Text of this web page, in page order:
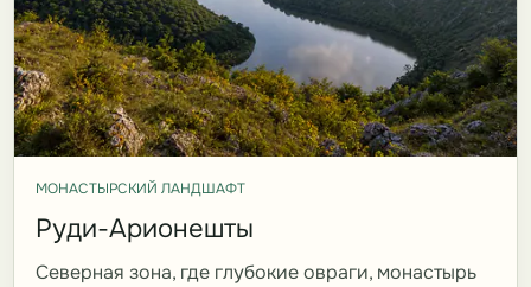
МОНАСТЫРСКИЙ ЛАНДШАФТ
Руди-Арионешты
Северная зона, где глубокие овраги, монастырь